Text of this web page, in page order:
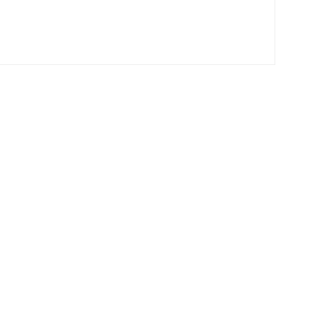
nailon, mejorada por el refuerzo de tela, le permite
componentes de automóviles e incluso en
más destacadas de la lámina de caucho de